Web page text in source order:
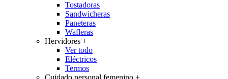
Tostadoras
Sandwicheras
Paneteras
Wafleras
Hervidores +
Ver todo
Eléctricos
Termos
Cuidado personal femenino +